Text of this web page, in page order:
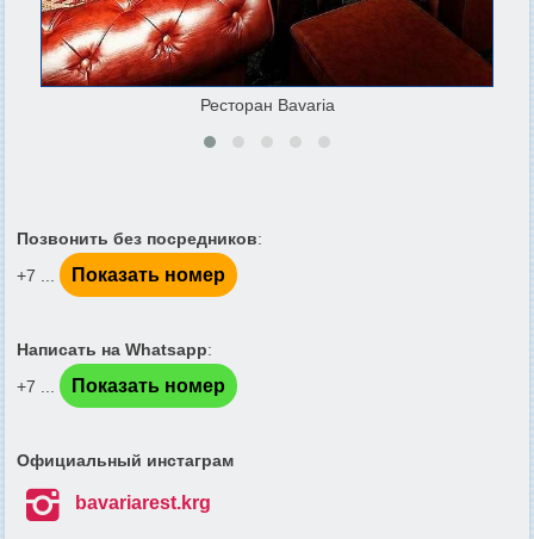
Ресторан Bavaria
Позвонить без посредников:
+7 ...
Показать номер
Написать на Whatsapp:
+7 ...
Показать номер
Официальный инстаграм
 bavariarest.krg